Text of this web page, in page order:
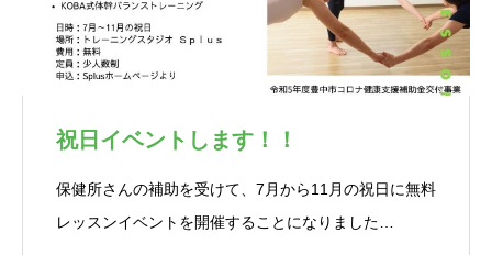
祝日イベントします！！
保健所さんの補助を受けて、7月から11月の祝日に無料
レッスンイベントを開催することになりました…